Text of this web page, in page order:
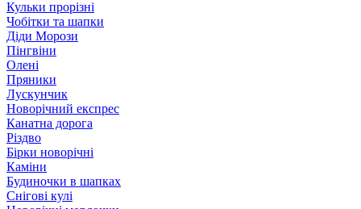
Кульки прорізні
Чобітки та шапки
Діди Морози
Пінгвіни
Олені
Пряники
Лускунчик
Новорічний експрес
Канатна дорога
Різдво
Бірки новорічні
Каміни
Будиночки в шапках
Снігові кулі